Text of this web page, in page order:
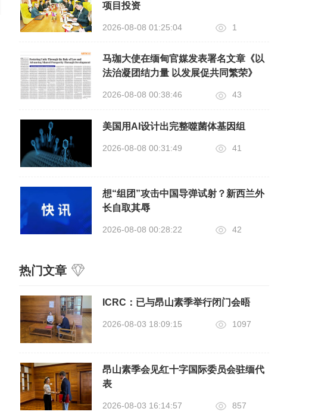
项目投资
2026-08-08 01:25:04 1
马珈大使在缅甸官媒发表署名文章《以
法治凝团结力量 以发展促共同繁荣》
2026-08-08 00:38:46 43
美国用AI设计出完整噬菌体基因组
2026-08-08 00:31:49 41
想“组团”攻击中国导弹试射？新西兰外
长自取其辱
2026-08-08 00:28:22 42
热门文章
ICRC：已与昂山素季举行闭门会晤
2026-08-03 18:09:15 1097
昂山素季会见红十字国际委员会驻缅代
表
2026-08-03 16:14:57 857